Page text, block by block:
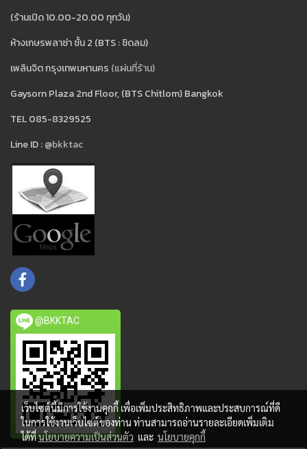
(ร้านเปิด 10.00-20.00 ทุกวัน)
ห้างเกษรพลาซ่า ชั้น 2 (BTS : ชิดลม)
เพลินจิต กรุงเทพมหานคร (แผ่นที่ร้าน)
Gaysorn Plaza 2nd Floor, (BTS Chitlom) Bangkok
TEL 085-8329525
Line ID :@bkktac
@BKKTAC
เว็บไซต์นี้มีการใช้งานคุกกี้ เพื่อเพิ่มประสิทธิภาพและประสบการณ์ที่ดี
ในการใช้งานเว็บไซต์ของท่าน ท่านสามารถอ่านรายละเอียดเพิ่มเติม
ได้ที่นโยบายความเป็นส่วนตัว และ นโยบายคุกกี้